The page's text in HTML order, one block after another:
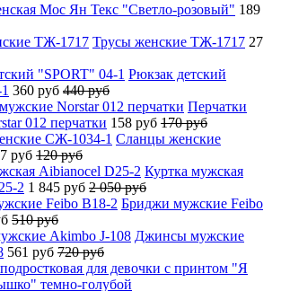
Мос Ян Текс "Светло-розовый" 189
Трусы женские ТЖ-1717 27
Рюкзак детский
360 руб 440 руб
Перчатки
012 перчатки 158 руб 170 руб
Сланцы женские
руб 120 руб
Куртка мужская
2 1 845 руб 2 050 руб
Бриджи мужские Feibo
510 руб
Джинсы мужские
561 руб 720 руб